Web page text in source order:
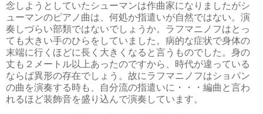
念しようとしていたシューマンは作曲家になりましたがシ
ューマンのピアノ曲は、何処か指遣いが自然ではない。演
奏しづらい部類ではないでしょうか。ラフマニノフはとっ
ても大きい手のひらをしていました。病的な症状で身体の
末端に行くほどに長く大きくなると言うものでした。身の
丈も２メートル以上あったのですから、時代が違っている
ならば異形の存在でしょう。故にラフマニノフはショパン
の曲を演奏する時も、自分流の指遣いに・・・編曲と言わ
れるほど装飾音を盛り込んで演奏しています。